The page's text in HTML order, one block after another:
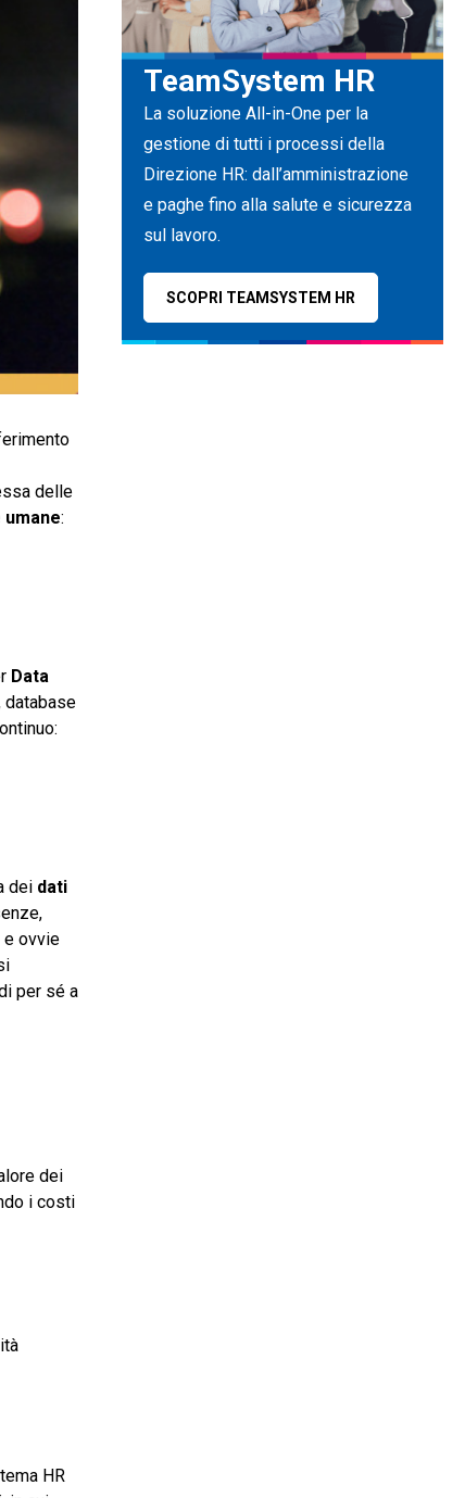
delle
:
Data
database
dei dati
e ovvie
per sé a
dei
i costi
HR
TeamSystem HR
La soluzione All-in-One per la
gestione di tutti i processi della
Direzione HR: dall’amministrazione
e paghe fino alla salute e sicurezza
sul lavoro.
SCOPRI TEAMSYSTEM HR